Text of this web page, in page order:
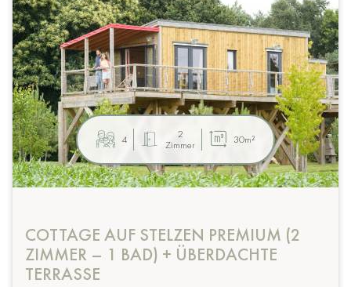
4
2
Zimmer
30m²
COTTAGE AUF STELZEN PREMIUM (2
ZIMMER – 1 BAD) + ÜBERDACHTE
TERRASSE